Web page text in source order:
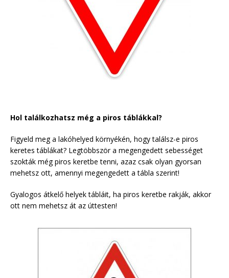
Hol találkozhatsz még a piros táblákkal?
Figyeld meg a lakóhelyed környékén, hogy találsz-e piros
keretes táblákat? Legtöbbször a megengedett sebességet
szokták még piros keretbe tenni, azaz csak olyan gyorsan
mehetsz ott, amennyi megengedett a tábla szerint!
Gyalogos átkelő helyek tábláit, ha piros keretbe rakják, akkor
ott nem mehetsz át az úttesten!